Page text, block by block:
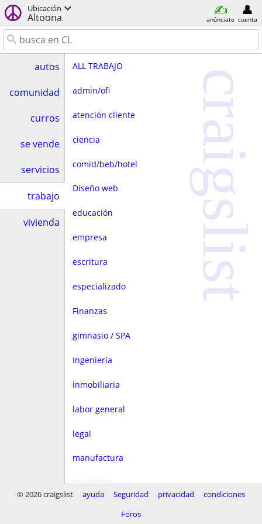
Ubicación
Altoona anúnciate cuenta
autos
comunidad
curros
se vende
servicios
trabajo
vivienda
ALL TRABAJO
admin/ofi
atención cliente
ciencia
comid/beb/hotel
Diseño web
educación
empresa
escritura
especializado
Finanzas
gimnasio / SPA
Ingeniería
inmobiliaria
labor general
legal
manufactura
marketing
craigslist
© 2026 craigslist ayuda Seguridad privacidad
condiciones
Foros